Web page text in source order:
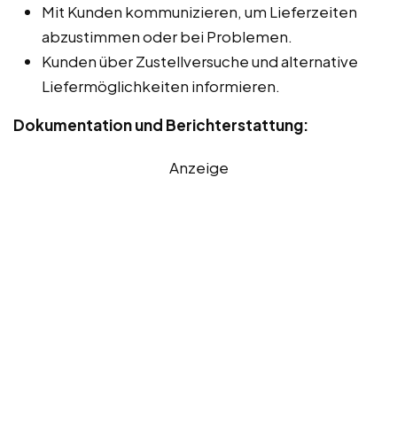
Mit Kunden kommunizieren, um Lieferzeiten
abzustimmen oder bei Problemen.
Kunden über Zustellversuche und alternative
Liefermöglichkeiten informieren.
Dokumentation und Berichterstattung:
Anzeige